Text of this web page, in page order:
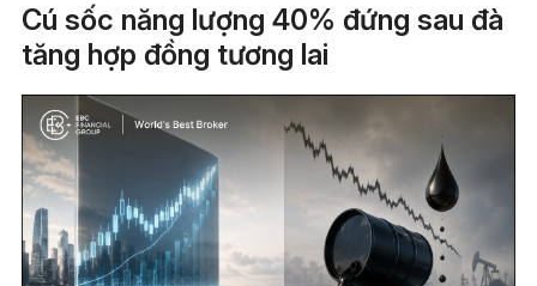
Cú sốc năng lượng 40% đứng sau đà
tăng hợp đồng tương lai